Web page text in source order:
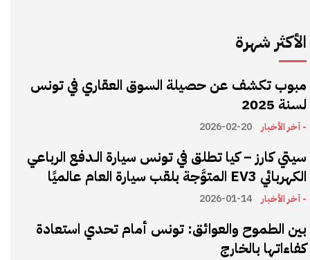
الأكثر شهرة
مبوب تكشف عن حصيلة السوق العقاري في تونس
لسنة 2025
- آخر الأخبار 2026-02-20
سيتي كارز – كيا تطلق في تونس سيارة الـدفع الرباعي
الكهربائي EV3 المتوَّجة بلقب سيارة العام عالميًا
- آخر الأخبار 2026-01-14
بين الطموح والعوائق: تونس أمام تحدي استعادة
كفاءاتها بالخارج